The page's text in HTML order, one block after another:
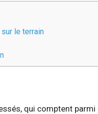
le terrain
qui comptent